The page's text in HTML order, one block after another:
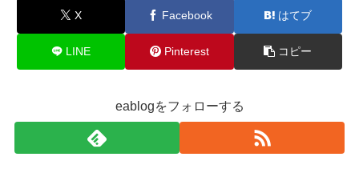
X Facebook はてブ
LINE Pinterest コピー
eablogをフォローする